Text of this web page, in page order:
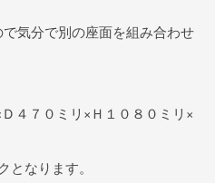
気分で別の座面を組み合わせ
４７０ミリ×Ｈ１０８０ミリ×
となります。